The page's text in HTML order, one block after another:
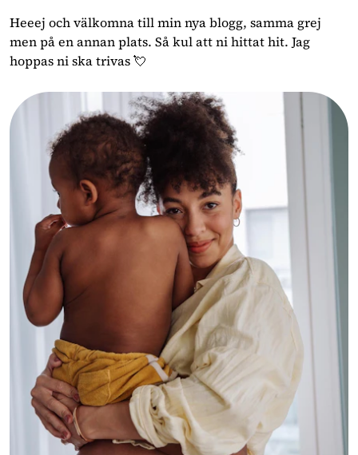
Heeej och välkomna till min nya blogg, samma grej
men på en annan plats. Så kul att ni hittat hit. Jag
hoppas ni ska trivas 💘